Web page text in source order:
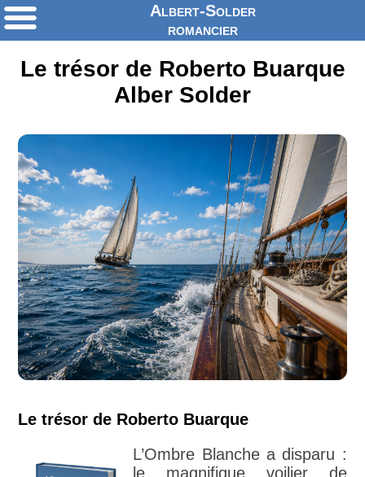
Albert-Solder
romancier
Le trésor de Roberto Buarque
Alber Solder
Le trésor de Roberto Buarque
L’Ombre Blanche a disparu :
le magnifique voilier de